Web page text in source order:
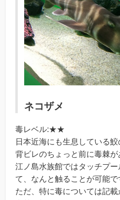
ネコザメ
毒レベル:★★
日本近海にも生息している鮫
背ビレのちょっと前に毒棘が
江ノ島水族館ではタッチプ
て、なんと触ることが可能で
ただ、特に毒については記載